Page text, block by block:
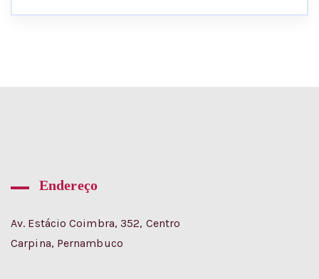
Endereço
Av. Estácio Coimbra, 352, Centro
Carpina, Pernambuco